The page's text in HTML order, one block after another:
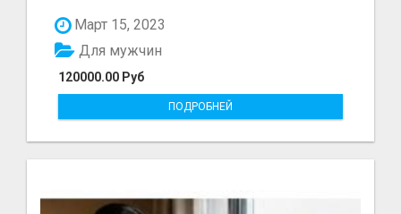
Март 15, 2023
120000.00 Руб
Для мужчин
ПОДРОБНЕЙ